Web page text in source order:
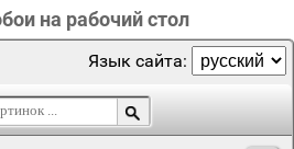
на рабочий стол
Язык сайта: